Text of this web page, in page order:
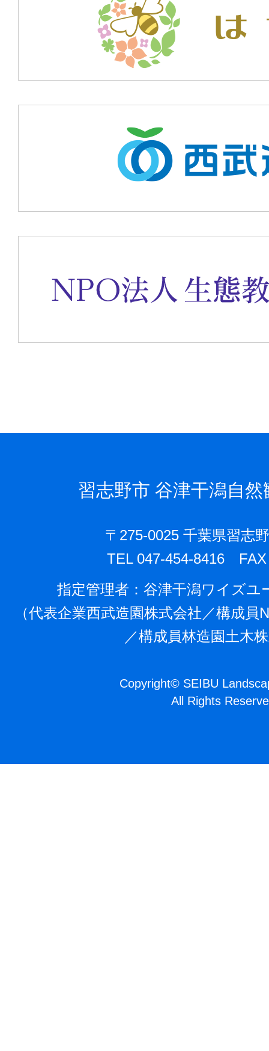
習志野市 谷津干潟自
〒275-0025 千葉県習志
TEL 047-454-8416 FAX
指定管理者：⾕津⼲潟ワイズユ
（代表企業⻄武造園株式会社／構成
／構成員林造園⼟⽊
Copyright©SEIBU
All Rights